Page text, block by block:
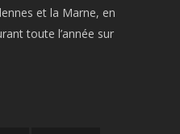
et la Marne, en
toute l’année sur